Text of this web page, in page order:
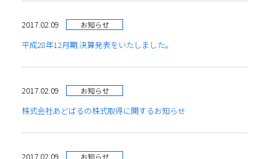
2017.02.09 お知らせ
平成28年12月期 決算発表をいたしました。
2017.02.09 お知らせ
株式会社あどばるの株式取得に関するお知らせ
2017.02.09 お知らせ